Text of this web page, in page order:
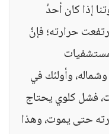
إذا كان أحدُ
حرارته؛ فإنَّ
وأولئك في
فشل كلوي يحتاج
حتى يموت، وهذا